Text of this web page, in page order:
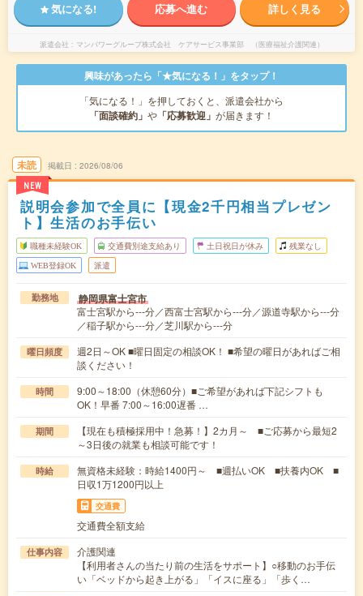
気になる! 応募へ進む 詳しく見る
派遣会社 マンパワーグループ株式会社 ケアサービス事業部 （医療福祉介護関連）
興味があったら「★気になる！」をタップ！
「気になる！」を押しておくと、派遣会社から
「面談確約」 や 「応募歓迎」 が届きます！
未読
NEW
掲載日 2026/08/06
説明会参加で全員に【現金2千円相当プレゼン
ト】生活のお手伝い
職種未経験OK 交通費別途支給あり 土日祝日が休み 残業なし
WEB登録OK 派遣
勤務地 静岡県富士宮市
富士宮駅から---分／西富士宮駅から---分／源道寺駅から---分
／稲子駅から---分／芝川駅から---分
曜日頻度
週2日～OK ■曜日固定の相談OK！ ■希望の曜日があればご相
談ください！
時間
9:00～18:00（休憩60分）■ご希望があれば下記シフトも
OK！早番 7:00～16:00遅番 …
期間
【現在も積極採用中！急募！】2カ月～ ■ご応募から最短2
～3日後の就業も相談可能です！
時給
無資格未経験：時給1400円～ ■週払いOK ■扶養内OK ■
日収1万1200円以上
交通費
交通費全額支給
仕事内容
介護関連
【利用者さんの当たり前の生活をサポート】○移動のお手伝
い「ベッドから起き上がる」「イスに座る」「歩く…